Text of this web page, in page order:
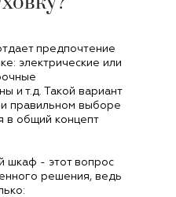
предпочтение
электрические или
и т.д. Такой вариант
правильном выборе
в общий концепт
шкаф - этот вопрос
решения, ведь